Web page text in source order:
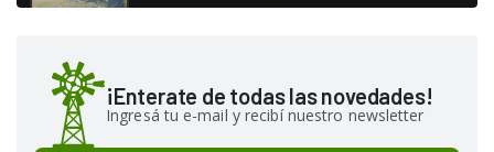
¡Enterate de todas las novedades!
Ingresá tu e-mail y recibí nuestro newsletter